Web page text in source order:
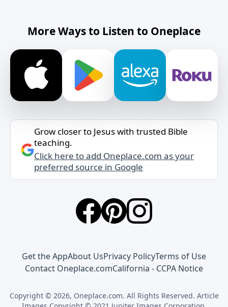
More Ways to Listen to Oneplace
Grow closer to Jesus with trusted Bible
teaching.
Click here to add Oneplace.com as your
preferred source in Google
Get the AppAbout UsPrivacy PolicyTerms of Use
Contact Oneplace.comCalifornia - CCPA Notice
Copyright © 2026, Oneplace.com. All Rights Reserved. Article